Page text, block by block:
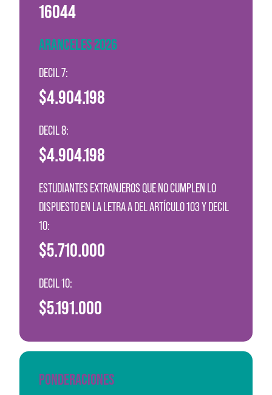
16044
ARANCELES 2026
DECIL 7:
$4.904.198
DECIL 8:
$4.904.198
ESTUDIANTES EXTRANJEROS QUE NO CUMPLEN LO
DISPUESTO EN LA LETRA A DEL ARTÍCULO 103 Y DECIL
10:
$5.710.000
DECIL 10:
$5.191.000
PONDERACIONES